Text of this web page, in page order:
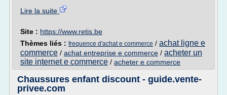
Lire la suite
Site : https://www.retis.be
Thèmes liés : frequence d'achat e commerce / achat ligne e
commerce / achat entreprise e commerce / acheter un
site internet e commerce / acheter e commerce
Chaussures enfant discount - guide.vente-
privee.com